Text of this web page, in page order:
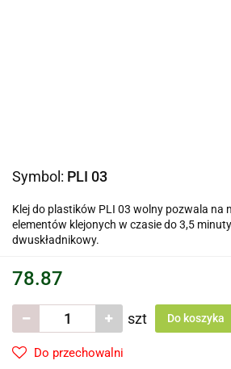
Symbol: PLI 03
Klej do plastików PLI 03 wolny pozwala na
elementów klejonych w czasie do 3,5
dwuskładnikowy.
78.87
szt Do koszyka
Do przechowalni